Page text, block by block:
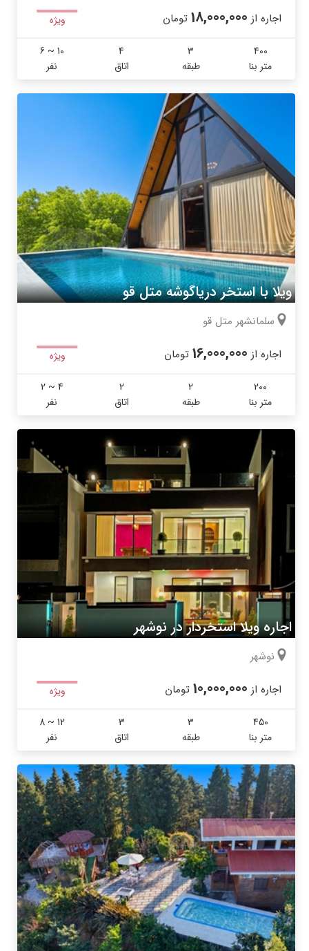
اجاره از 18,000,000 تومان ویژه
400
متر بنا
3
طبقه
4
اتاق
6 ~ 10
نفر
ویلا با استخر دریاگوشه متل قو
سلمانشهر متل قو
اجاره از 16,000,000 تومان ویژه
200
متر بنا
2
طبقه
2
اتاق
2 ~ 4
نفر
اجاره ویلا استخردار در نوشهر
نوشهر
اجاره از 10,000,000 تومان ویژه
450
متر بنا
3
طبقه
3
اتاق
8 ~ 12
نفر